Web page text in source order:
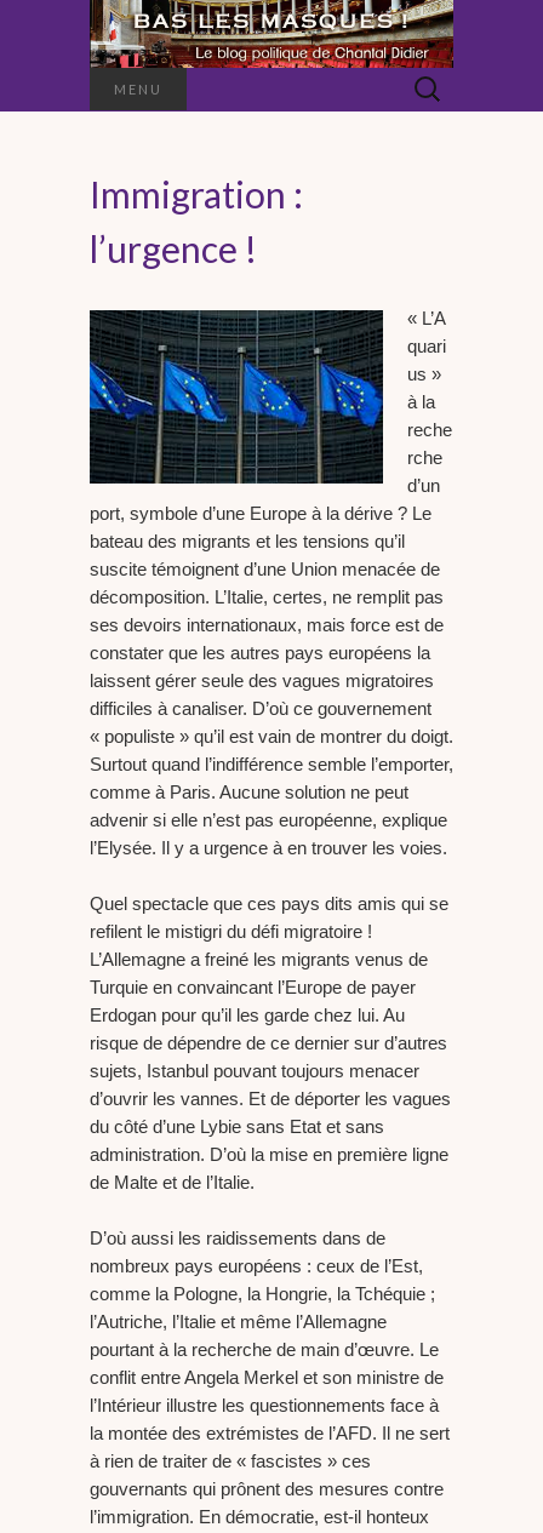
MENU Rechercher :
Immigration :
l’urgence !
« L’A
quari
us »
à la
reche
rche
d’un
port, symbole d’une Europe à la dérive ? Le
bateau des migrants et les tensions qu’il
suscite témoignent d’une Union menacée de
décomposition. L’Italie, certes, ne remplit pas
ses devoirs internationaux, mais force est de
constater que les autres pays européens la
laissent gérer seule des vagues migratoires
difficiles à canaliser. D’où ce gouvernement
« populiste » qu’il est vain de montrer du doigt.
Surtout quand l’indifférence semble l’emporter,
comme à Paris. Aucune solution ne peut
advenir si elle n’est pas européenne, explique
l’Elysée. Il y a urgence à en trouver les voies.
Quel spectacle que ces pays dits amis qui se
refilent le mistigri du défi migratoire !
L’Allemagne a freiné les migrants venus de
Turquie en convaincant l’Europe de payer
Erdogan pour qu’il les garde chez lui. Au
risque de dépendre de ce dernier sur d’autres
sujets, Istanbul pouvant toujours menacer
d’ouvrir les vannes. Et de déporter les vagues
du côté d’une Lybie sans Etat et sans
administration. D’où la mise en première ligne
de Malte et de l’Italie.
D’où aussi les raidissements dans de
nombreux pays européens : ceux de l’Est,
comme la Pologne, la Hongrie, la Tchéquie ;
l’Autriche, l’Italie et même l’Allemagne
pourtant à la recherche de main d’œuvre. Le
conflit entre Angela Merkel et son ministre de
l’Intérieur illustre les questionnements face à
la montée des extrémistes de l’AFD. Il ne sert
à rien de traiter de « fascistes » ces
gouvernants qui prônent des mesures contre
l’immigration. En démocratie, est-il honteux